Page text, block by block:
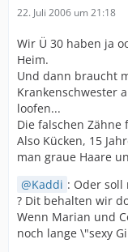
22. Juli 2006 um 21:18
Wir Ü 30 haben ja
Heim.
Und dann braucht
Krankenschwester
loofen...
Die falschen Zähne
Also Kücken, 15
man graue Haare
Kaddi : Oder soll
? Dit behalten wir
Wenn Marian und
noch lange \"sexy